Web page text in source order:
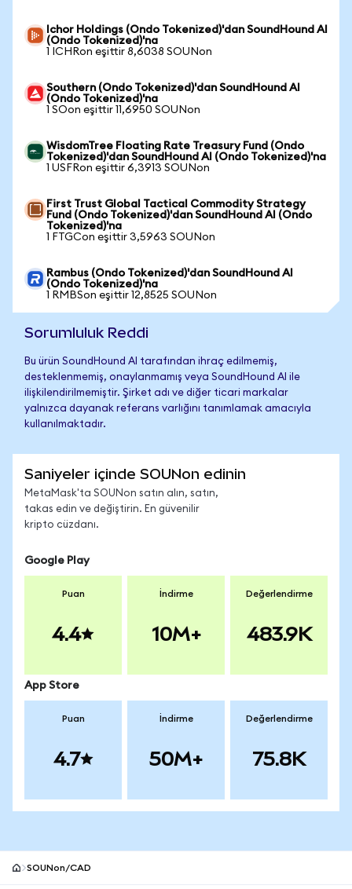
Ichor Holdings (Ondo Tokenized)'dan SoundHound AI
(Ondo Tokenized)'na
1 ICHRon eşittir 8,6038 SOUNon
Southern (Ondo Tokenized)'dan SoundHound AI
(Ondo Tokenized)'na
1 SOon eşittir 11,6950 SOUNon
WisdomTree Floating Rate Treasury Fund (Ondo
Tokenized)'dan SoundHound AI (Ondo Tokenized)'na
1 USFRon eşittir 6,3913 SOUNon
First Trust Global Tactical Commodity Strategy
Fund (Ondo Tokenized)'dan SoundHound AI (Ondo
Tokenized)'na
1 FTGCon eşittir 3,5963 SOUNon
Rambus (Ondo Tokenized)'dan SoundHound AI
(Ondo Tokenized)'na
1 RMBSon eşittir 12,8525 SOUNon
Sorumluluk Reddi
Bu ürün SoundHound AI tarafından ihraç edilmemiş,
desteklenmemiş, onaylanmamış veya SoundHound AI ile
ilişkilendirilmemiştir. Şirket adı ve diğer ticari markalar
yalnızca dayanak referans varlığını tanımlamak amacıyla
kullanılmaktadır.
Saniyeler içinde SOUNon edinin
MetaMask'ta SOUNon satın alın, satın,
takas edin ve değiştirin. En güvenilir
kripto cüzdanı.
Google Play
Puan
4.4
İndirme
10M+
Değerlendirme
483.9K
App Store
Puan
4.7
İndirme
50M+
Değerlendirme
75.8K
SOUNon/CAD